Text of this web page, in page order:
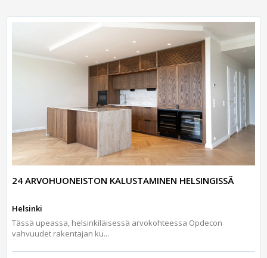
24 ARVOHUONEISTON KALUSTAMINEN HELSINGISSÄ
Helsinki
Tässä upeassa, helsinkiläisessä arvokohteessa Opdecon
vahvuudet rakentajan ku...